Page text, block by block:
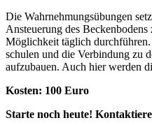
Die Wahrnehmungsübungen
Ansteuerung des
Möglichkeit täglich
schulen und die Verbindung zu
aufzubauen. Auch hier werden
Kosten: 100 Euro
Starte noch heute!